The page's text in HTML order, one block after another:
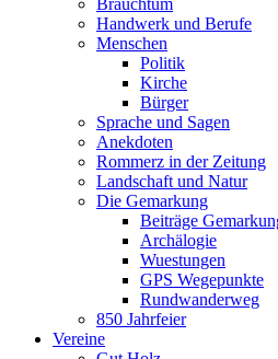
Brauchtum
Handwerk und Berufe
Menschen
Politik
Kirche
Bürger
Sprache und Sagen
Anekdoten
Rommerz in der Zeitung
Landschaft und Natur
Die Gemarkung
Beiträge
Archälogie
Wuestungen
GPS Wegepunkte
Rundwanderweg
850 Jahrfeier
Vereine